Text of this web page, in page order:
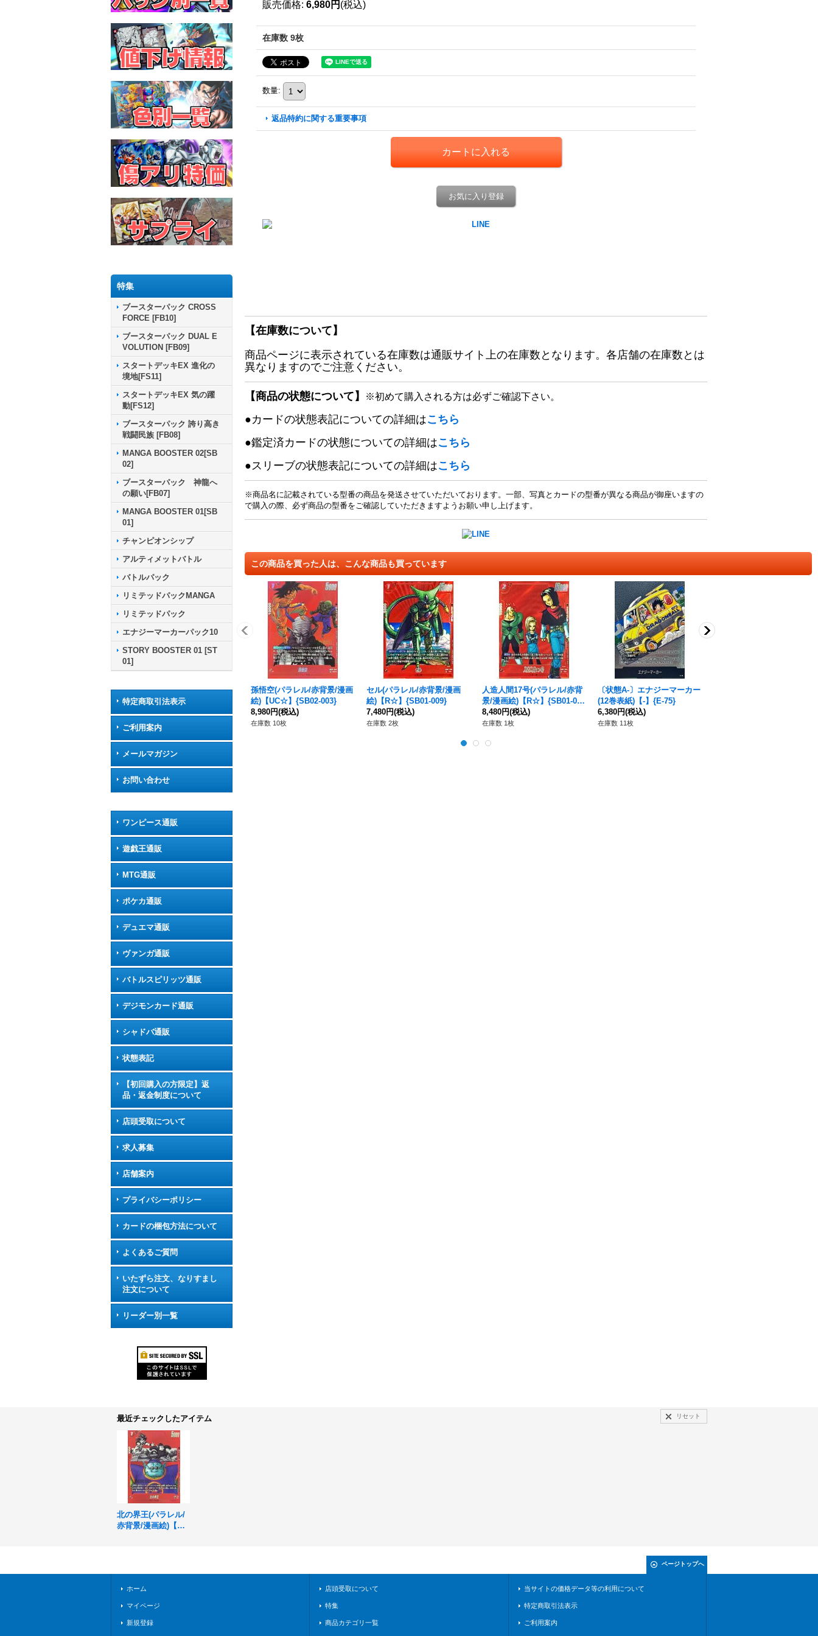
特集
ブースターパック CROSS
FORCE [FB10]
ブースターパック DUAL E
VOLUTION [FB09]
スタートデッキEX 進化の
境地[FS11]
スタートデッキEX 気の躍
動[FS12]
ブースターパック 誇り高き
戦闘民族 [FB08]
MANGA BOOSTER 02[SB
02]
ブースターパック 神龍へ
の願い[FB07]
MANGA BOOSTER 01[SB
01]
チャンピオンシップ
アルティメットバトル
バトルパック
リミテッドパックMANGA
リミテッドパック
エナジーマーカーパック10
STORY BOOSTER 01 [ST
01]
特定商取引法表示
ご利用案内
メールマガジン
お問い合わせ
ワンピース通販
遊戯王通販
MTG通販
ポケカ通販
デュエマ通販
ヴァンガ通販
バトルスピリッツ通販
デジモンカード通販
シャドバ通販
状態表記
【初回購入の方限定】返
品・返金制度について
店頭受取について
求人募集
店舗案内
プライバシーポリシー
カードの梱包方法について
よくあるご質問
いたずら注文、なりすまし
注文について
リーダー別一覧
販売価格: 6,980円 (税込)
在庫数 9枚
数量:
返品特約に関する重要事項
お気に入り登録
【在庫数について】
商品ページに表示されている在庫数は通販サイト上の在庫数となります。各店舗の在庫数とは
異なりますのでご注意ください。
【商品の状態について】 ※初めて購入される方は必ずご確認下さい。
●カードの状態表記についての詳細はこちら
●鑑定済カードの状態についての詳細はこちら
●スリーブの状態表記についての詳細はこちら
※商品名に記載されている型番の商品を発送させていただいております。一部、写真とカードの型番が異なる商品が御座いますの
で購入の際、必ず商品の型番をご確認していただきますようお願い申し上げます。
この商品を買った人は、こんな商品も買っています
孫悟空(パラレル/赤背景/漫画
絵)【UC☆】{SB02-003}
8,980円(税込)
在庫数 10枚
セル(パラレル/赤背景/漫画
絵)【R☆】{SB01-009}
7,480円(税込)
在庫数 2枚
人造人間17号(パラレル/赤背
景/漫画絵)【R☆】{SB01-00
3}
8,480円(税込)
在庫数 1枚
〔状態A-〕エナジーマーカー
(12巻表紙)【-】{E-75}
6,380円(税込)
在庫数 11枚
最近チェックしたアイテム リセット
北の界王(パラレル/
赤背景/漫画絵)【C
ページトップへ
ホーム
マイページ
新規登録
店頭受取について
特集
商品カテゴリ一覧
当サイトの価格データ等の利用について
特定商取引法表示
ご利用案内